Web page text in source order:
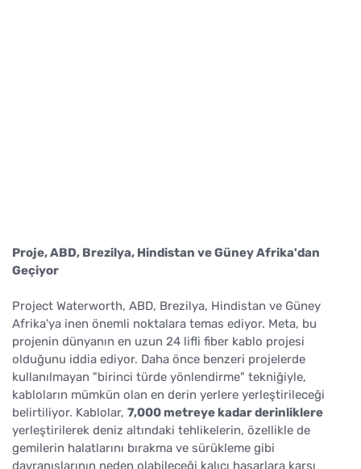
Proje, ABD, Brezilya, Hindistan ve Güney Afrika'dan
Geçiyor
Project Waterworth, ABD, Brezilya, Hindistan ve Güney
Afrika'ya inen önemli noktalara temas ediyor. Meta, bu
projenin dünyanın en uzun 24 lifli fiber kablo projesi
olduğunu iddia ediyor. Daha önce benzeri projelerde
kullanılmayan "birinci türde yönlendirme" tekniğiyle,
kabloların mümkün olan en derin yerlere yerleştirileceği
belirtiliyor. Kablolar, 7,000 metreye kadar derinliklere
yerleştirilerek deniz altındaki tehlikelerin, özellikle de
gemilerin halatlarını bırakma ve sürükleme gibi